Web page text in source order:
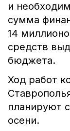
и
сумма
14
средств
бюджета.
Ход работ
планируют
осени.